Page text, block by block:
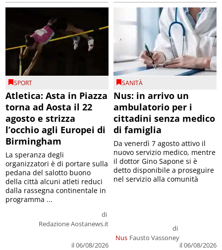
SPORT
Atletica: Asta in Piazza
torna ad Aosta il 22
agosto e strizza
l’occhio agli Europei di
Birmingham
di
Redazione Aostanews.it
il 06/08/2026
La speranza degli
organizzatori è di portare sulla
pedana del salotto buono
della città alcuni atleti reduci
dalla rassegna continentale in
programma ...
SANITÀ
Nus: in arrivo un
ambulatorio per i
cittadini senza medico
di famiglia
Nus
di
Fausto Vassoney
il 06/08/2026
Da venerdì 7 agosto attivo il
nuovo servizio medico, mentre
il dottor Gino Sapone si è
detto disponibile a proseguire
nel servizio alla comunità